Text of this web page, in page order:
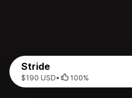
Stride
$190 USD• 100%